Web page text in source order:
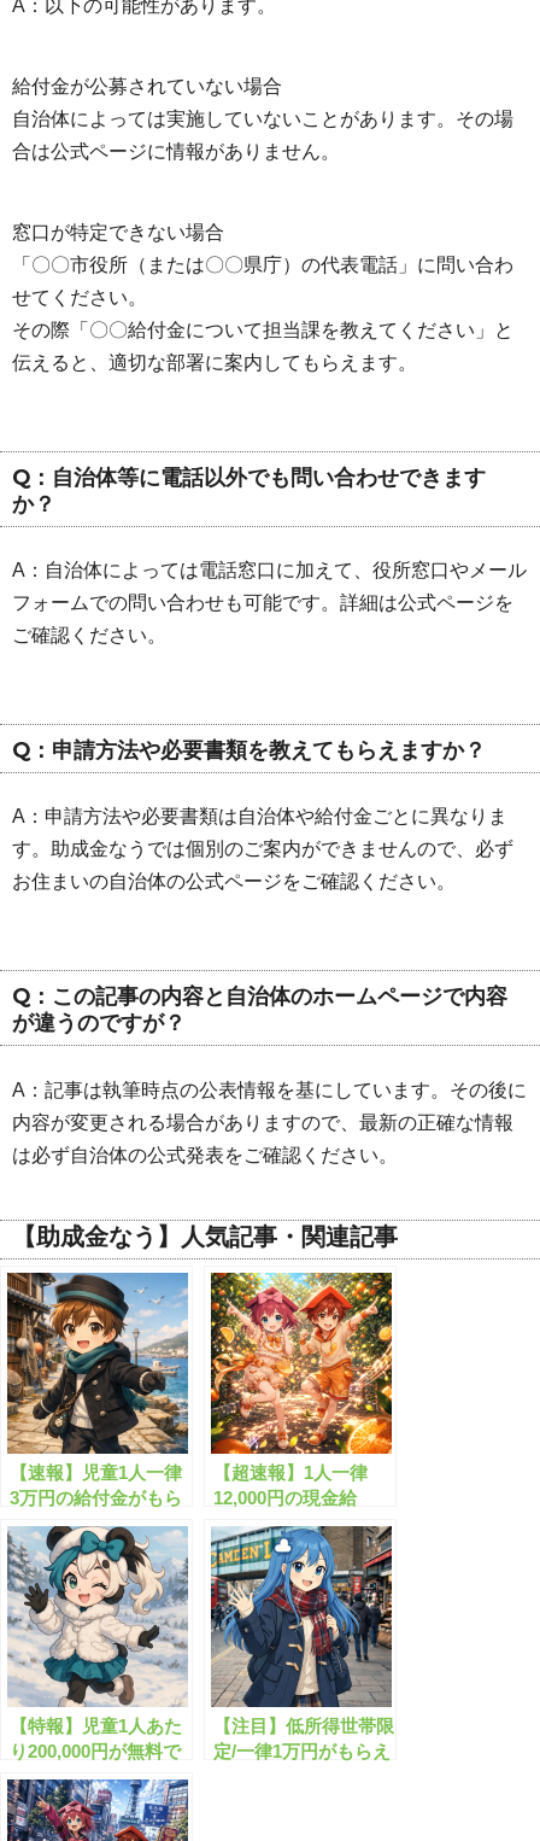
A：以下の可能性があります。
給付金が公募されていない場合
自治体によっては実施していないことがあります。その場
合は公式ページに情報がありません。
窓口が特定できない場合
「〇〇市役所（または〇〇県庁）の代表電話」に問い合わ
せてください。
その際「〇〇給付金について担当課を教えてください」と
伝えると、適切な部署に案内してもらえます。
Q：自治体等に電話以外でも問い合わせできます
か？
A：自治体によっては電話窓口に加えて、役所窓口やメール
フォームでの問い合わせも可能です。詳細は公式ページを
ご確認ください。
Q：申請方法や必要書類を教えてもらえますか？
A：申請方法や必要書類は自治体や給付金ごとに異なりま
す。助成金なうでは個別のご案内ができませんので、必ず
お住まいの自治体の公式ページをご確認ください。
Q：この記事の内容と自治体のホームページで内容
が違うのですが？
A：記事は執筆時点の公表情報を基にしています。その後に
内容が変更される場合がありますので、最新の正確な情報
は必ず自治体の公式発表をご確認ください。
【助成金なう】人気記事・関連記事
【速報】児童1人一律
3万円の給付金がもら
えます！
【超速報】1人一律
12,000円の現金給
付！”くらし応援給付
金”がついにスタート
【特報】児童1人あた
り200,000円が無料で
もらえます！
【注目】低所得世帯限
定/一律1万円がもらえ